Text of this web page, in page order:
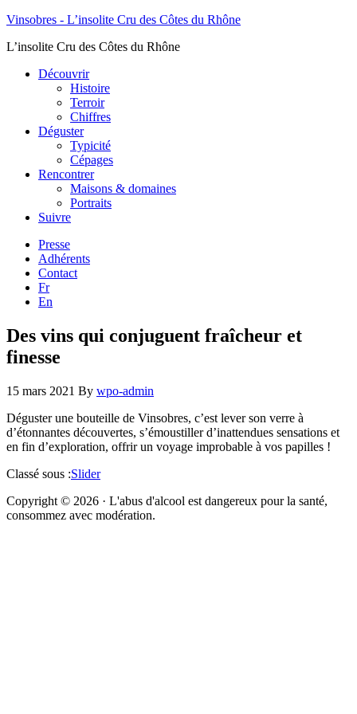
Vinsobres - L’insolite Cru des Côtes du Rhône
L’insolite Cru des Côtes du Rhône
Découvrir
Histoire
Terroir
Chiffres
Déguster
Typicité
Cépages
Rencontrer
Maisons & domaines
Portraits
Suivre
Presse
Adhérents
Contact
Fr
En
Des vins qui conjuguent fraîcheur et
finesse
15 mars 2021 By wpo-admin
Déguster une bouteille de Vinsobres, c’est lever son verre à
d’étonnantes découvertes, s’émoustiller d’inattendues sensations et
en fin d’exploration, offrir un voyage improbable à vos papilles !
Classé sous :Slider
Copyright © 2026 · L'abus d'alcool est dangereux pour la santé,
consommez avec modération.